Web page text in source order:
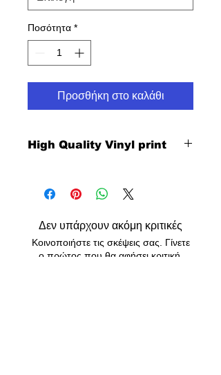
Ποσότητα *
Προσθήκη στο καλάθι
High Quality Vinyl print
Δεν υπάρχουν ακόμη κριτικές
Κοινοποιήστε τις σκέψεις σας. Γίνετε
ο πρώτος που θα αφήσει κριτική.